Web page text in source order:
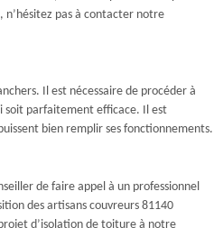
n’hésitez pas à contacter notre
Il est nécessaire de procéder à
soit parfaitement efficace. Il est
bien remplir ses fonctionnements.
de faire appel à un professionnel
des artisans couvreurs 81140
d’isolation de toiture à notre